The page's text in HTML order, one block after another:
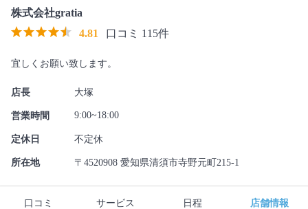
株式会社gratia
4.81
口コミ 115件
宜しくお願い致します。
店長 大塚
営業時間 9:00~18:00
定休日 不定休
所在地 〒4520908 愛知県清須市寺野元町215-1
口コミ サービス 日程 店舗情報